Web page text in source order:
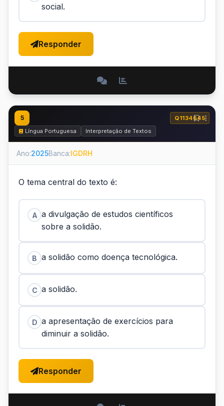
social.
Responder
5
Q1134645
Língua Portuguesa
Interpretação de Textos
Ano:2025Banca:IGDRH
O tema central do texto é:
A a divulgação de estudos científicos
sobre a solidão.
B a solidão como doença tecnológica.
C a solidão.
D a apresentação de exercícios para
diminuir a solidão.
Responder